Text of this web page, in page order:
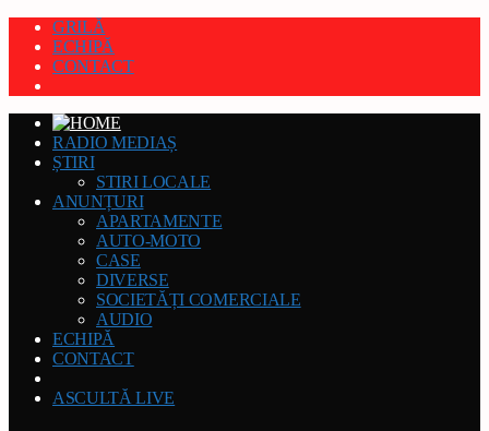
GRILĂ
ECHIPĂ
CONTACT
RADIO MEDIAȘ
ȘTIRI
STIRI LOCALE
ANUNȚURI
APARTAMENTE
AUTO-MOTO
CASE
DIVERSE
SOCIETĂȚI COMERCIALE
AUDIO
ECHIPĂ
CONTACT
ASCULTĂ LIVE